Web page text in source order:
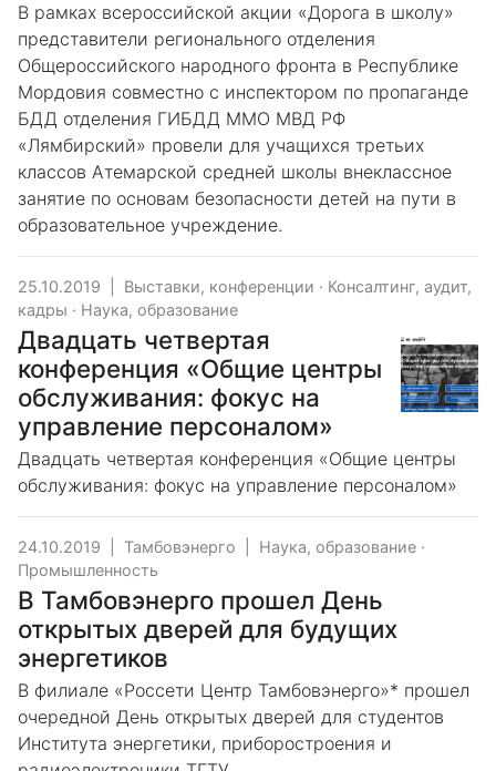
В рамках всероссийской акции «Дорога в школу»
представители регионального отделения
Общероссийского народного фронта в Республике
Мордовия совместно с инспектором по пропаганде
БДД отделения ГИБДД ММО МВД РФ
«Лямбирский» провели для учащихся третьих
классов Атемарской средней школы внеклассное
занятие по основам безопасности детей на пути в
образовательное учреждение.
25.10.2019 Выставки, конференции · Консалтинг, аудит,
кадры · Наука, образование
Двадцать четвертая
конференция «Общие центры
обслуживания: фокус на
управление персоналом»
Двадцать четвертая конференция «Общие центры
обслуживания: фокус на управление персоналом»
24.10.2019 Тамбовэнерго Наука, образование ·
Промышленность
В Тамбовэнерго прошел День
открытых дверей для будущих
энергетиков
В филиале «Россети Центр Тамбовэнерго»* прошел
очередной День открытых дверей для студентов
Института энергетики, приборостроения и